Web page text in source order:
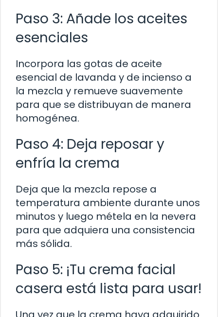
Paso 3: Añade los aceites
esenciales
Incorpora las gotas de aceite
esencial de lavanda y de incienso a
la mezcla y remueve suavemente
para que se distribuyan de manera
homogénea.
Paso 4: Deja reposar y
enfría la crema
Deja que la mezcla repose a
temperatura ambiente durante unos
minutos y luego métela en la nevera
para que adquiera una consistencia
más sólida.
Paso 5: ¡Tu crema facial
casera está lista para usar!